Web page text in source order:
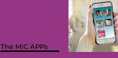
The MiC APPs